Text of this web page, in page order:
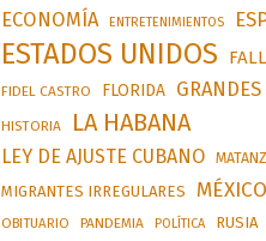
ECONOMÍA ENTRETENIMIENTOS
ESTADOS UNIDOS
FIDEL CASTRO FLORIDA
HISTORIA LA HABANA
LEY DE AJUSTE CUBANO
MIGRANTES IRREGULARES MÉXICO
OBITUARIO PANDEMIA POLÍTICA RUSIA